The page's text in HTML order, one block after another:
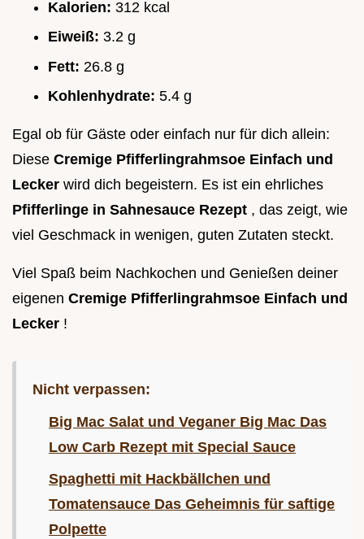
Kalorien: 312 kcal
Eiweiß: 3.2 g
Fett: 26.8 g
Kohlenhydrate: 5.4 g
Egal ob für Gäste oder einfach nur für dich allein:
Diese Cremige Pfifferlingrahmsoe Einfach und
Lecker wird dich begeistern. Es ist ein ehrliches
Pfifferlinge in Sahnesauce Rezept , das zeigt, wie
viel Geschmack in wenigen, guten Zutaten steckt.
Viel Spaß beim Nachkochen und Genießen deiner
eigenen Cremige Pfifferlingrahmsoe Einfach und
Lecker !
Nicht verpassen:
Big Mac Salat und Veganer Big Mac Das
Low Carb Rezept mit Special Sauce
Spaghetti mit Hackbällchen und
Tomatensauce Das Geheimnis für saftige
Polpette